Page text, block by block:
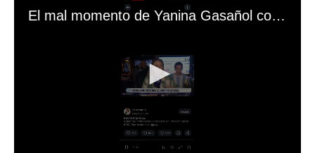
El mal momento de Yanina Gasañol con un hincha argentino en "Subrayado"